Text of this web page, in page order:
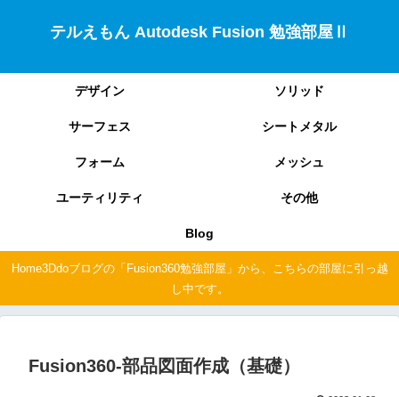
テルえもん Autodesk Fusion 勉強部屋Ⅱ
デザイン ソリッド
サーフェス シートメタル
フォーム メッシュ
ユーティリティ その他
Blog
Home3Ddoブログの「Fusion360勉強部屋」から、こちらの部屋に引っ越
し中です。
Fusion360-部品図面作成（基礎）